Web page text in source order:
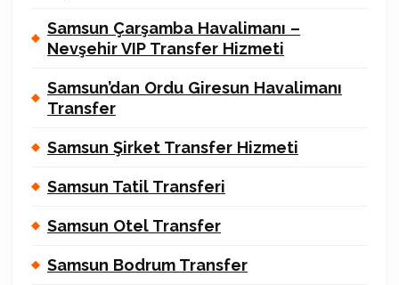
Samsun Çarşamba Havalimanı –
Nevşehir VIP Transfer Hizmeti
Samsun’dan Ordu Giresun Havalimanı
Transfer
Samsun Şirket Transfer Hizmeti
Samsun Tatil Transferi
Samsun Otel Transfer
Samsun Bodrum Transfer